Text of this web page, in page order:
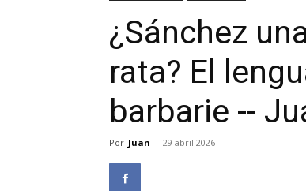
¿Sánchez
rata? El
barbarie --
Por Juan - 29 abril 2026